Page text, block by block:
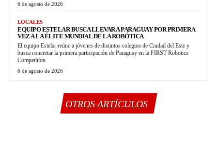
6 de agosto de 2026
LOCALES
EQUIPO ESTELAR BUSCA LLEVAR A PARAGUAY POR PRIMERA
VEZ A LA ÉLITE MUNDIAL DE LA ROBÓTICA
El equipo Estelar reúne a jóvenes de distintos colegios de Ciudad del Este y
busca concretar la primera participación de Paraguay en la FIRST Robotics
Competition.
6 de agosto de 2026
OTROS ARTÍCULOS